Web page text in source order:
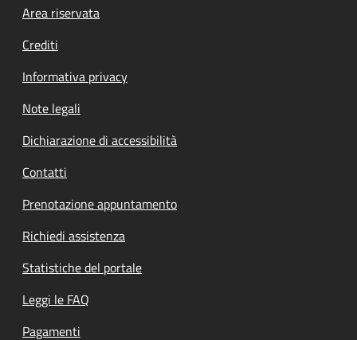
Footer menu
Area riservata
Crediti
Informativa privacy
Note legali
Dichiarazione di accessibilità
Contatti
Prenotazione appuntamento
Richiedi assistenza
Statistiche del portale
Leggi le FAQ
Pagamenti